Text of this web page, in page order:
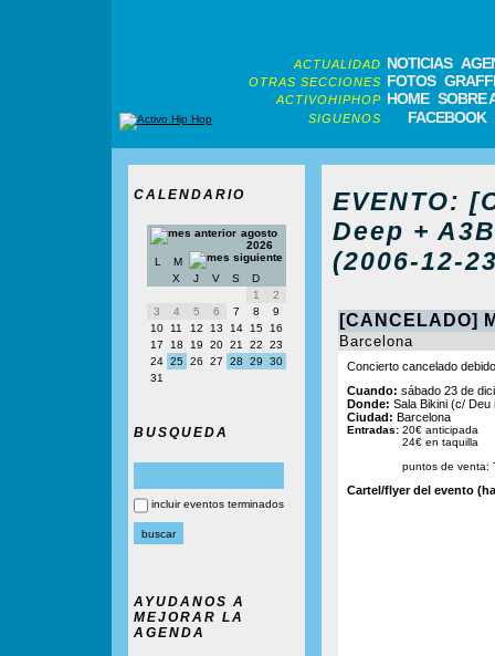
ACTUALIDAD NOTICIAS
OTRAS SECCIONES FOTOS
ACTIVOHIPHOP HOME SOBRE
SIGUENOS FACEBOOK
CALENDARIO
agosto
2026
L
M
X
J V S
D
1
2
3
4 5 6 7 8
9
10
11 12 13 14 15
16
17
18 19 20 21 22
23
24 25 26 27 28 29
30
31
BUSQUEDA
incluir eventos terminados
AYUDANOS A
MEJORAR LA
AGENDA
EVENTO:
Deep +
(2006-12-
[CANCELADO]
Barcelona
Concierto cancelado
Cuando: sábado 23 de
Donde: Sala Bikini (c/ Deu
Ciudad: Barcelona
Entradas: 20€ anticipada
24€ en taquilla
puntos de venta:
Cartel/flyer del evento